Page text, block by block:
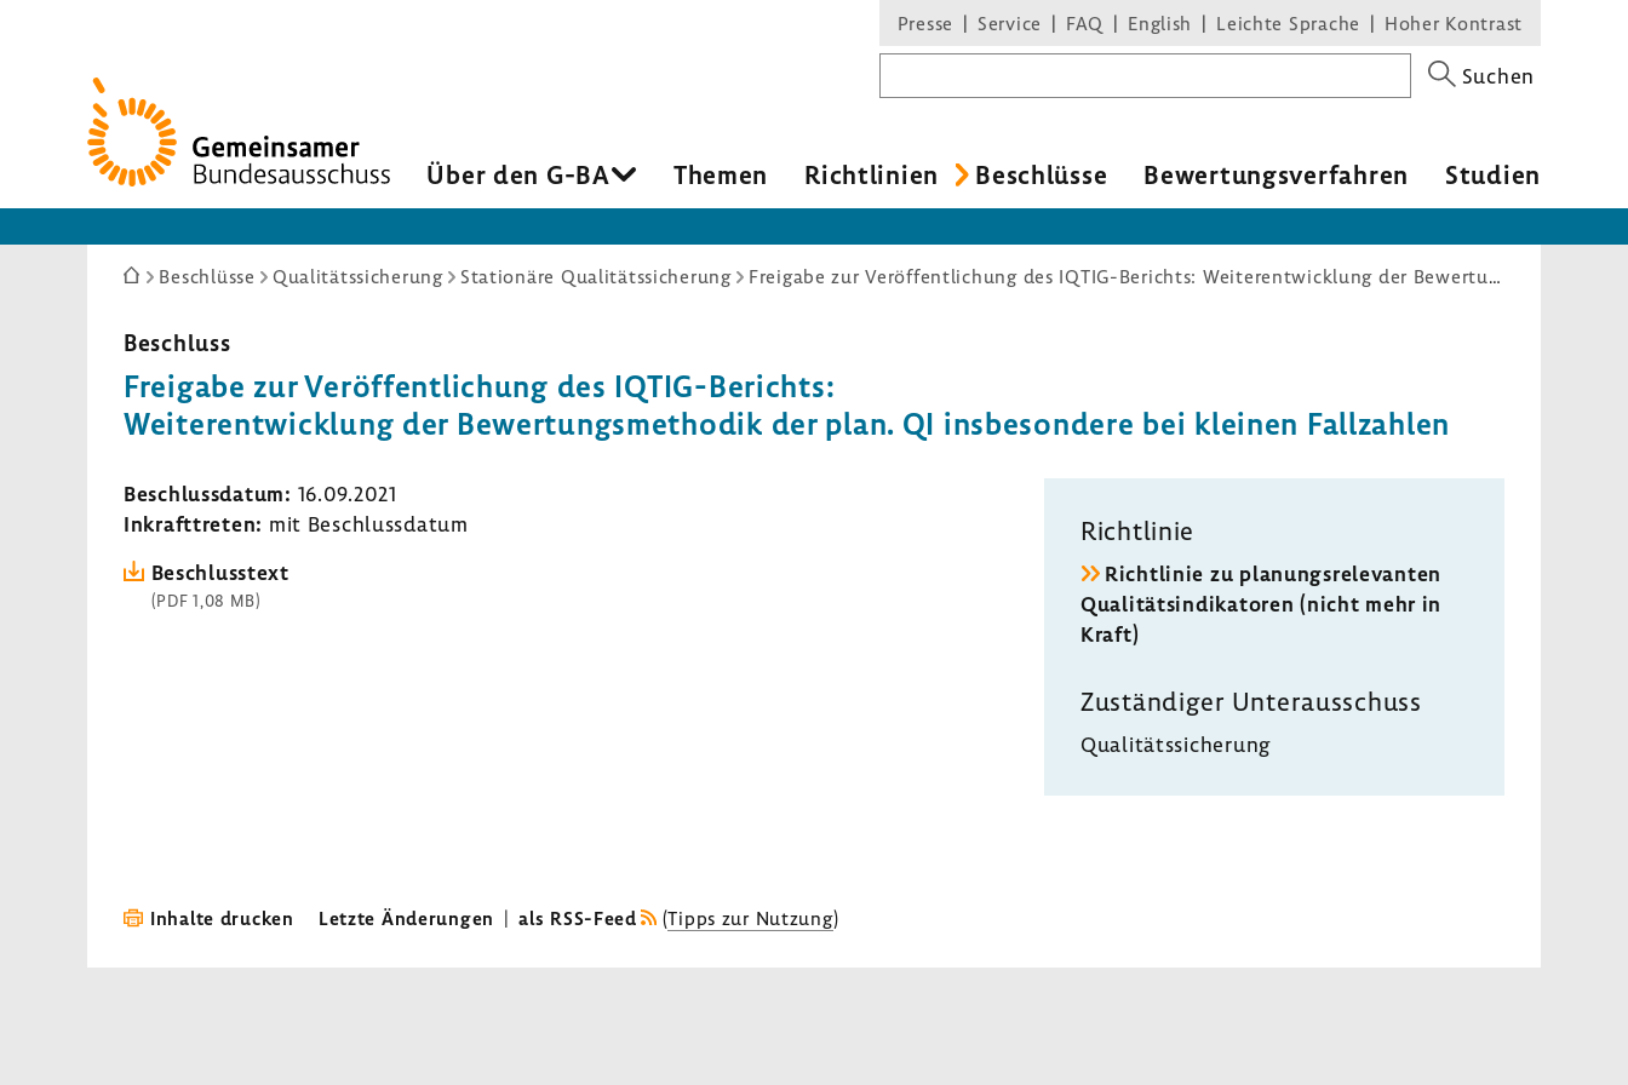
Zur
Startseite
Presse Service FAQ English Leichte Sprache Hoher Kontrast
Suchen
Über den G-BA Themen Richt­li­nien Beschlüsse Bewer­tungs­ver­fahren Studien
Sie
hier:
Beschlüsse Qualitätssicherung Stationäre Qualitätssicherung Freigabe zur Veröffentlichung des IQTIG-Berichts: Weiterentwicklung der Bewertungsmethodik der plan. QI insbesondere bei kleinen Fallzahlen
Beschluss
Frei­gabe zur Veröf­fent­li­chung des IQTIG-​Berichts:
Weiter­ent­wick­lung der Bewer­tungs­me­thodik der plan. QI insbe­son­dere bei kleinen Fall­zahlen
Beschluss­datum: 16.09.2021
Inkraft­treten: mit Beschluss­datum
Beschluss­text
(PDF 1,08 MB)
Richt­linie
Richt­linie zu planungs­re­le­vanten
Quali­täts­in­di­ka­toren (nicht mehr in
Kraft)
Zustän­diger Unter­aus­schuss
Quali­täts­si­che­rung
Inhalte drucken Letzte Änderungen | als RSS-Feed (Tipps zur Nutzung)